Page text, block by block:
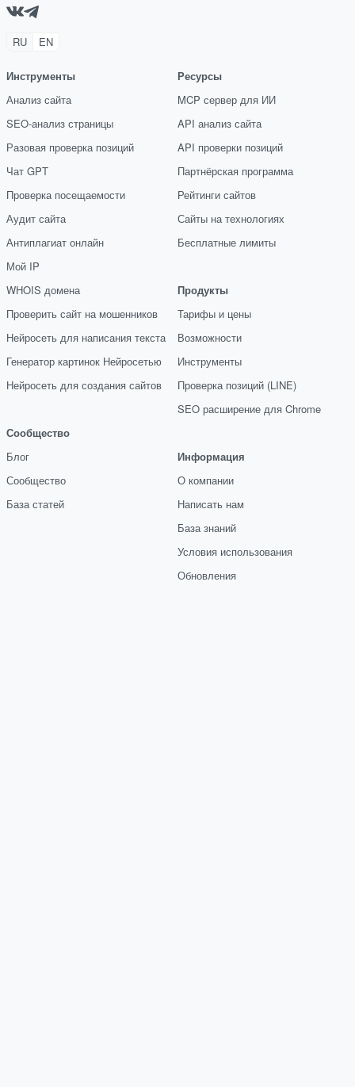
RU EN
Инструменты
Анализ сайта
SEO-анализ страницы
Разовая проверка позиций
Чат GPT
Проверка посещаемости
Аудит сайта
Антиплагиат онлайн
Мой IP
WHOIS домена
Проверить сайт на мошенников
Нейросеть для написания текста
Генератор картинок Нейросетью
Нейросеть для создания сайтов
Сообщество
Блог
Сообщество
База статей
Ресурсы
MCP сервер для ИИ
API анализ сайта
API проверки позиций
Партнёрская программа
Рейтинги сайтов
Сайты на технологиях
Бесплатные лимиты
Продукты
Тарифы и цены
Возможности
Инструменты
Проверка позиций (LINE)
SEO расширение для Chrome
Информация
О компании
Написать нам
База знаний
Условия использования
Обновления